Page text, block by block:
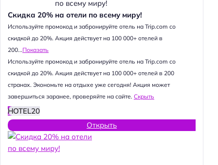
Скидка 20% на отели по всему миру!
Используйте промокод и забронируйте отель на Trip.com со
скидкой до 20%. Акция действует на 100 000+ отелей в
200...Показать
Используйте промокод и забронируйте отель на Trip.com со
скидкой до 20%. Акция действует на 100 000+ отелей в 200
странах. Экономьте на отдыхе уже сегодня! Акция может
завершиться заранее, проверяйте на сайте. Скрыть
HOTEL20
Открыть